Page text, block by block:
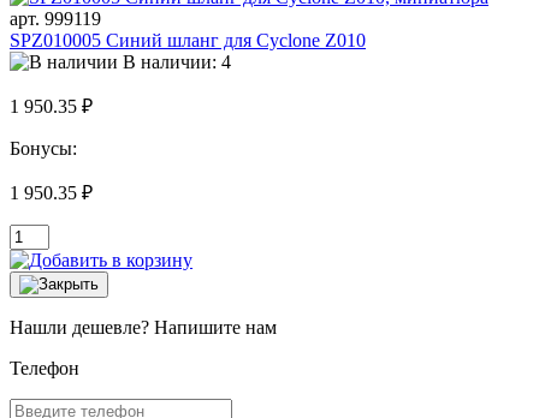
арт. 999119
SPZ010005 Синий шланг для Cyclone Z010
В наличии: 4
1 950.35 ₽
Бонусы:
1 950.35 ₽
Нашли дешевле? Напишите нам
Телефон